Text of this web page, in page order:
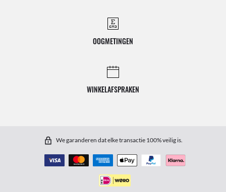
OOGMETINGEN
WINKELAFSPRAKEN
We garanderen dat elke transactie 100% veilig is.